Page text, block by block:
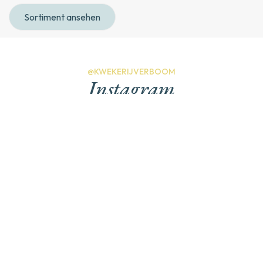
Sortiment ansehen
@KWEKERIJVERBOOM
Instagram